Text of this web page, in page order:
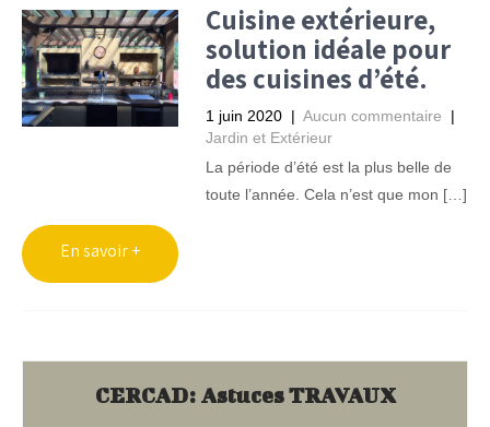
Cuisine extérieure,
solution idéale pour
des cuisines d’été.
1 juin 2020 | Aucun commentaire
|
Jardin et Extérieur
La période d’été est la plus belle de
toute l’année. Cela n’est que mon […]
CERCAD: Astuces TRAVAUX